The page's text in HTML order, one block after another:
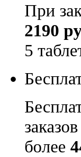
При
2190
5
более